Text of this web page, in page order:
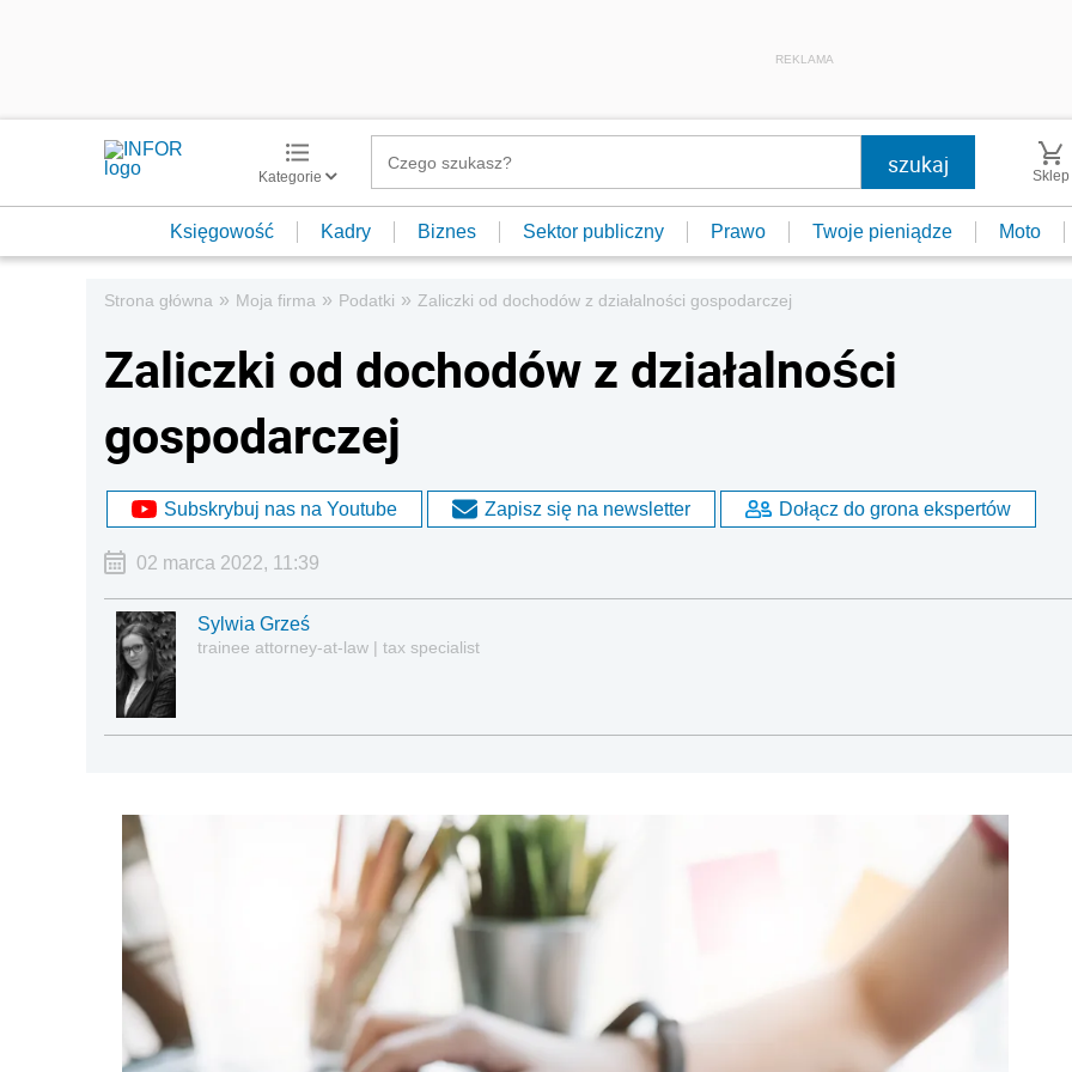
REKLAMA
Kategorie Sklep
Księgowość Kadry Biznes Sektor publiczny Prawo Twoje pieniądze Moto
Strona główna » Moja firma » Podatki » Zaliczki od dochodów z działalności gospodarczej
Zaliczki od dochodów z działalności
gospodarczej
Subskrybuj nas na Youtube Zapisz się na newsletter Dołącz do grona ekspertów
02 marca 2022, 11:39
Sylwia Grześ
trainee attorney-at-law | tax specialist